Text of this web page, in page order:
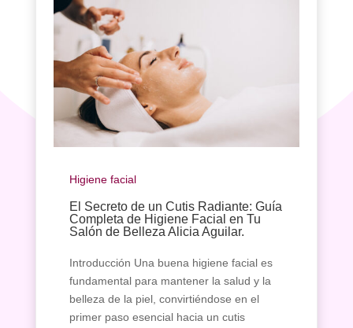
Higiene facial
El Secreto de un Cutis Radiante: Guía
Completa de Higiene Facial en Tu
Salón de Belleza Alicia Aguilar.
Introducción Una buena higiene facial es
fundamental para mantener la salud y la
belleza de la piel, convirtiéndose en el
primer paso esencial hacia un cutis